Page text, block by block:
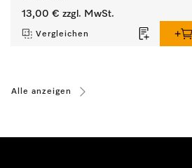
13,00 € zzgl. MwSt.
Vergleichen
Alle anzeigen